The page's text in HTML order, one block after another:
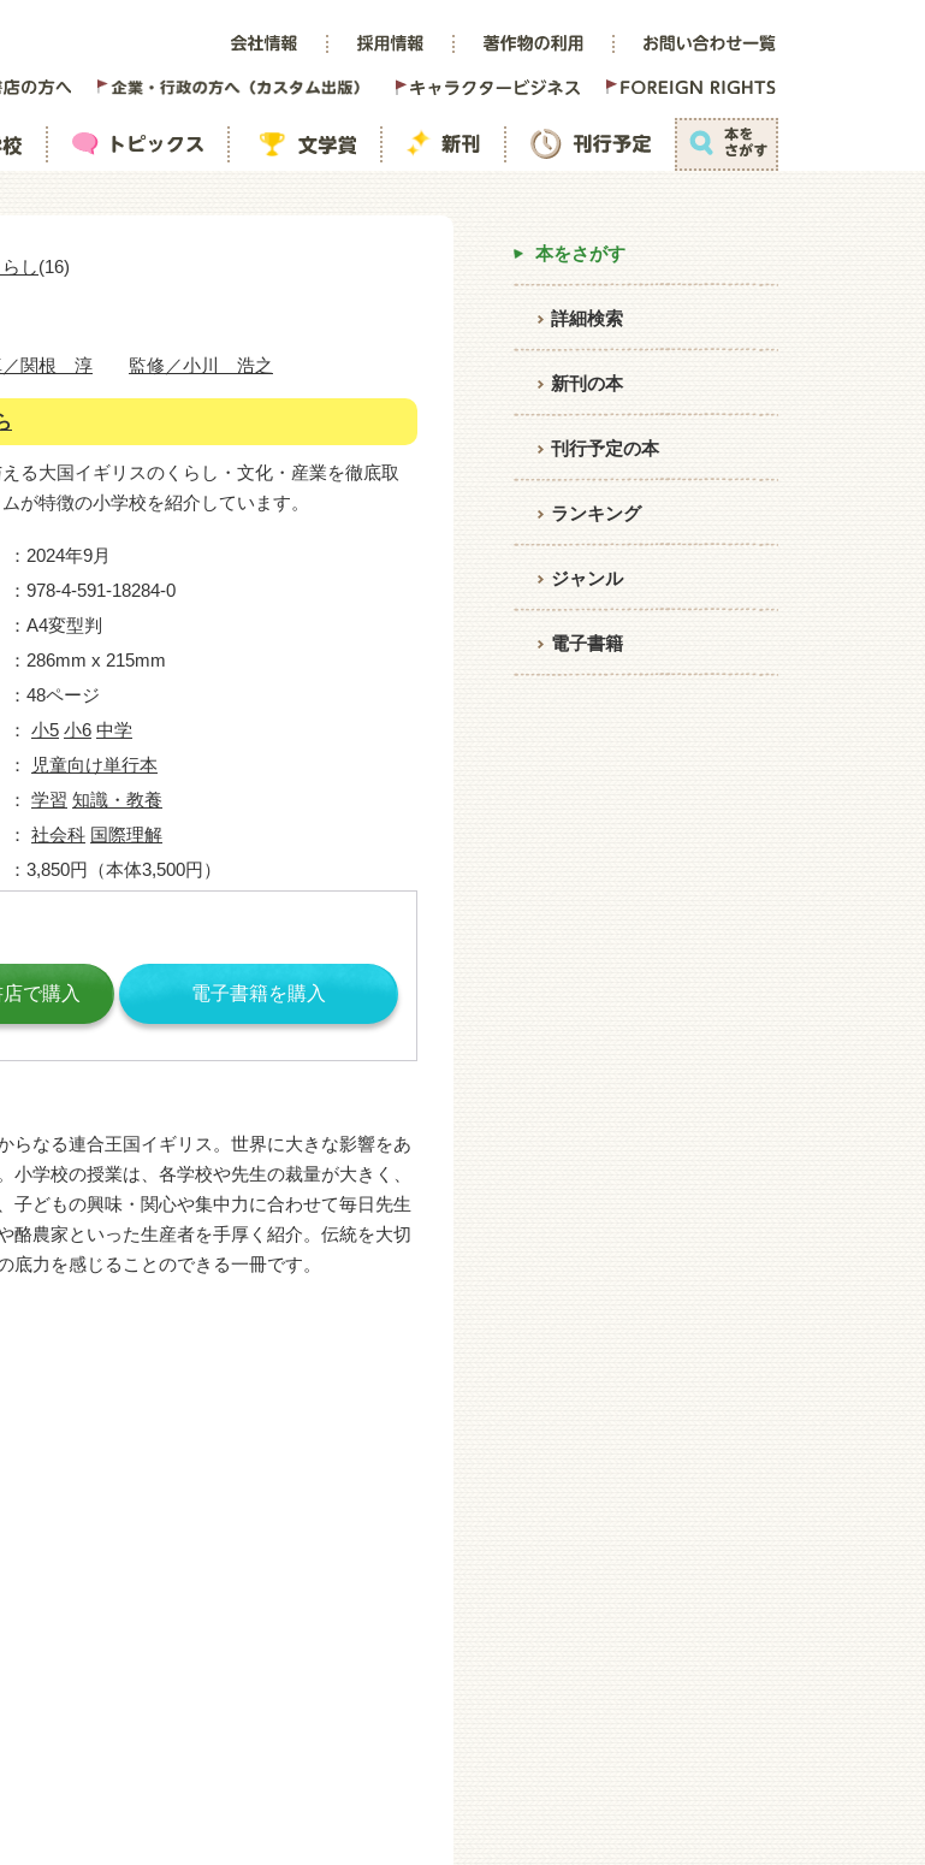
し(16)
／関根 淳 監修／小川 浩之
る大国イギリスのくらし・文化・産業を徹底取
が特徴の小学校を紹介しています。
2024年9月
978-4-591-18284-0
A4変型判
286mm x 215mm
48ページ
小5 小6 中学
児童向け単行本
学習 知識・教養
社会科 国際理解
3,850円（本体3,500円）
で購入 電子書籍を購入
らなる連合王国イギリス。世界に大きな影響をあ
学校の授業は、各学校や先生の裁量が大きく、
子どもの興味・関心や集中力に合わせて毎日先生
酪農家といった生産者を手厚く紹介。伝統を大切
力を感じることのできる一冊です。
本をさがす
詳細検索
新刊の本
刊行予定の本
ランキング
ジャンル
電子書籍